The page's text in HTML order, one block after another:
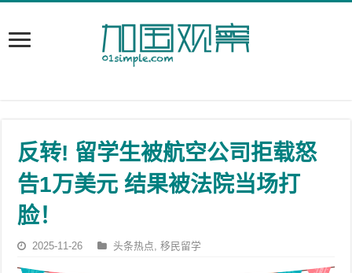
反转! 留学生被航空公司拒载怒
告1万美元 结果被法院当场打
脸！
2025-11-26 头条热点,移民留学